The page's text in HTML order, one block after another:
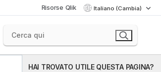
Risorse Qlik Italiano (Cambia)
HAI TROVATO UTILE QUESTA PAGINA?